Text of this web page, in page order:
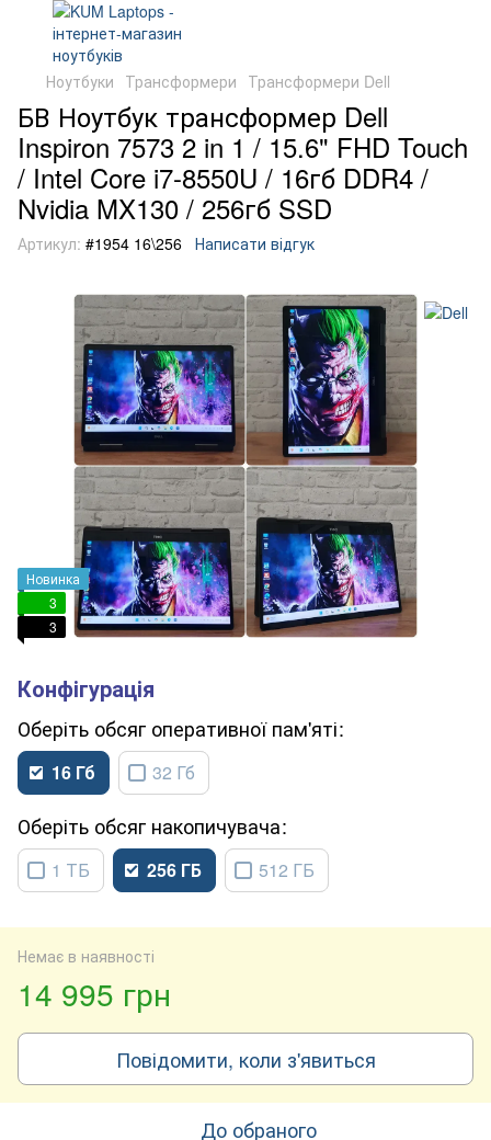
Ноутбуки Трансформери Трансформери Dell
БВ Ноутбук трансформер Dell
Inspiron 7573 2 in 1 / 15.6" FHD Touch
/ Intel Core i7-8550U / 16гб DDR4 /
Nvidia MX130 / 256гб SSD
Артикул: #1954 16\256 Написати відгук
Новинка
3
3
обсяг оперативної пам'яті
16 Гб 32 Гб
обсяг накопичувача
1 ТБ 256 ГБ 512 ГБ
Немає в наявності
14 995 грн
Повідомити, коли з'явиться
До обраного